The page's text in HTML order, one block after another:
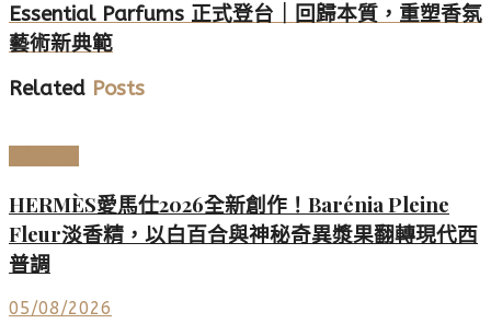
Essential Parfums 正式登台｜回歸本質，重塑香氛
藝術新典範
Related Posts
HERMÈS愛馬仕2026全新創作！Barénia Pleine
Fleur淡香精，以白百合與神秘奇異漿果翻轉現代西
普調
05/08/2026